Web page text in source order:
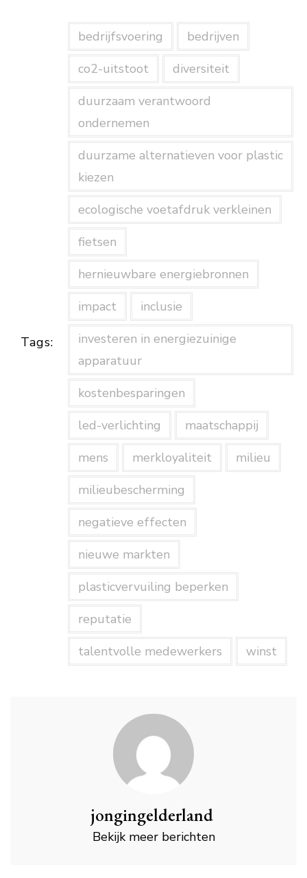
Tags:
bedrijfsvoering
bedrijven
co2-uitstoot
diversiteit
duurzaam verantwoord
ondernemen
duurzame alternatieven voor plastic
kiezen
ecologische voetafdruk verkleinen
fietsen
hernieuwbare energiebronnen
impact
inclusie
investeren in energiezuinige
apparatuur
kostenbesparingen
led-verlichting
maatschappij
mens
merkloyaliteit
milieu
milieubescherming
negatieve effecten
nieuwe markten
plasticvervuiling beperken
reputatie
talentvolle medewerkers
winst
jongingelderland
Bekijk meer berichten